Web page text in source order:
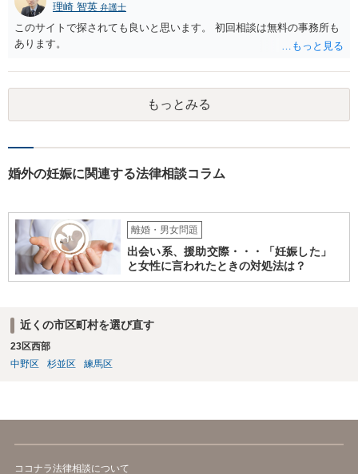
理崎 智英 弁護士
このサイトで探されても良いと思います。 初回相談は無料の事務所も
あります。
もっとみる
婚外の妊娠に関連する法律相談コラム
離婚・男女問題
出会い系、援助交際・・・「妊娠した」
と女性に言われたときの対処法は？
近くの市区町村を選び直す
23区西部
中野区
杉並区 練馬区
ココナラ法律相談について